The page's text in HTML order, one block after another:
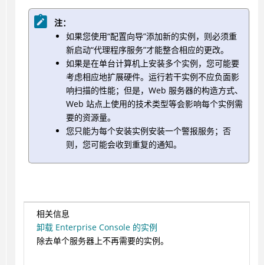
注：
如果您使用“配置向导”添加新的实例，则必须重
新启动“代理程序服务”才能整合相应的更改。
如果是在单台计算机上安装多个实例，您可能要
考虑相应地扩展硬件。运行若干实例不应负面影
响扫描的性能；但是，Web 服务器的构造方式、
Web 站点上使用的技术类型等会影响每个实例需
要的资源量。
您只能为每个安装实例安装一个警报服务；否
则，您可能会收到重复的通知。
相关信息
卸载 Enterprise Console 的实例
除去单个服务器上不再需要的实例。